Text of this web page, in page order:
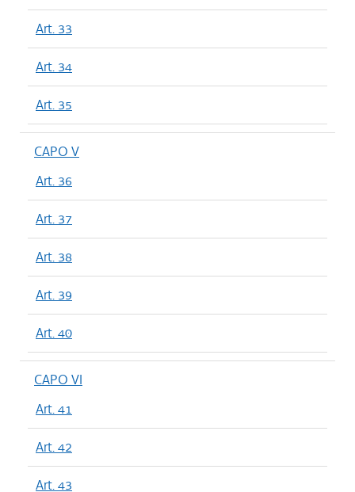
Art. 33
Art. 34
Art. 35
CAPO V
Art. 36
Art. 37
Art. 38
Art. 39
Art. 40
CAPO VI
Art. 41
Art. 42
Art. 43